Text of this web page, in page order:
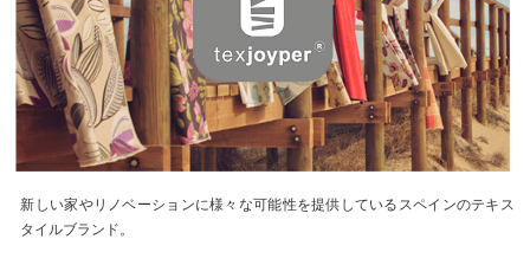
新しい家やリノベーションに様々な可能性を提供しているスペインのテキス
タイルブランド。